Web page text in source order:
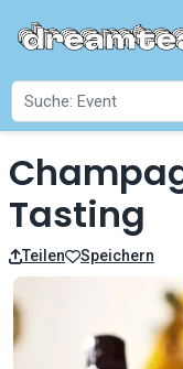
Tasting
Teilen Speichern